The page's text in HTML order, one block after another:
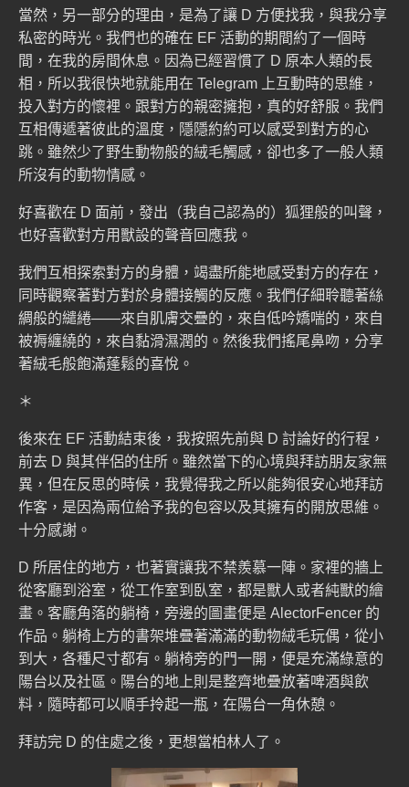
當然，另一部分的理由，是為了讓 D 方便找我，與我分享
私密的時光。我們也的確在 EF 活動的期間約了一個時
間，在我的房間休息。因為已經習慣了 D 原本人類的長
相，所以我很快地就能用在 Telegram 上互動時的思維，
投入對方的懷裡。跟對方的親密擁抱，真的好舒服。我們
互相傳遞著彼此的溫度，隱隱約約可以感受到對方的心
跳。雖然少了野生動物般的絨毛觸感，卻也多了一般人類
所沒有的動物情感。
好喜歡在 D 面前，發出（我自己認為的）狐狸般的叫聲，
也好喜歡對方用獸設的聲音回應我。
我們互相探索對方的身體，竭盡所能地感受對方的存在，
同時觀察著對方對於身體接觸的反應。我們仔細聆聽著絲
綢般的繾綣——來自肌膚交疊的，來自低吟嬌喘的，來自
被褥纏繞的，來自黏滑濕潤的。然後我們搖尾鼻吻，分享
著絨毛般飽滿蓬鬆的喜悅。
＊
後來在 EF 活動結束後，我按照先前與 D 討論好的行程，
前去 D 與其伴侶的住所。雖然當下的心境與拜訪朋友家無
異，但在反思的時候，我覺得我之所以能夠很安心地拜訪
作客，是因為兩位給予我的包容以及其擁有的開放思維。
十分感謝。
D 所居住的地方，也著實讓我不禁羨慕一陣。家裡的牆上
從客廳到浴室，從工作室到臥室，都是獸人或者純獸的繪
畫。客廳角落的躺椅，旁邊的圖畫便是 AlectorFencer 的
作品。躺椅上方的書架堆疊著滿滿的動物絨毛玩偶，從小
到大，各種尺寸都有。躺椅旁的門一開，便是充滿綠意的
陽台以及社區。陽台的地上則是整齊地疊放著啤酒與飲
料，隨時都可以順手拎起一瓶，在陽台一角休憩。
拜訪完 D 的住處之後，更想當柏林人了。